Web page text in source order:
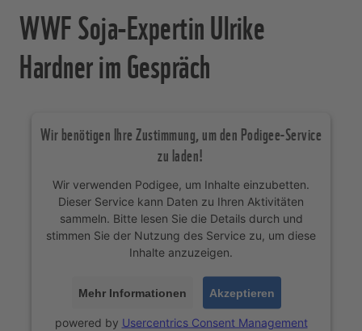
WWF Soja-Expertin Ulrike
Hardner im Gespräch
Wir benötigen Ihre Zustimmung, um den Podigee-Service
zu laden!
Wir verwenden Podigee, um Inhalte einzubetten.
Dieser Service kann Daten zu Ihren Aktivitäten
sammeln. Bitte lesen Sie die Details durch und
stimmen Sie der Nutzung des Service zu, um diese
Inhalte anzuzeigen.
Mehr Informationen Akzeptieren
powered by Usercentrics Consent Management